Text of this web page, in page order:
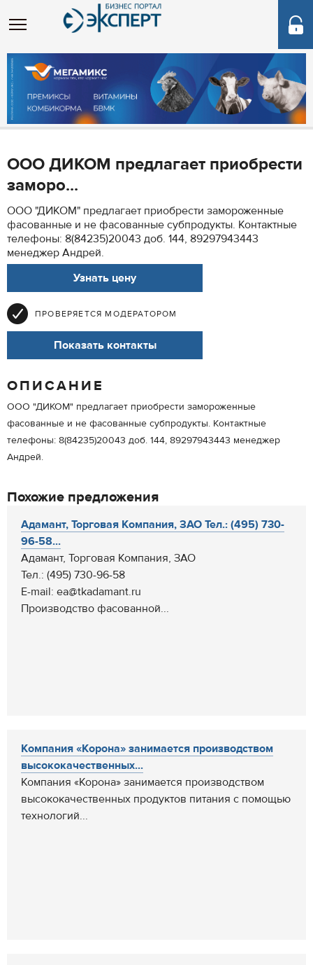
ООО ДИКОМ предлагает приобрести
заморо...
ООО "ДИКОМ" предлагает приобрести замороженные
фасованные и не фасованные субпродукты. Контактные
телефоны: 8(84235)20043 доб. 144, 89297943443
менеджер Андрей.
Узнать цену
ПРОВЕРЯЕТСЯ МОДЕРАТОРОМ
Показать контакты
ОПИСАНИЕ
ООО "ДИКОМ" предлагает приобрести замороженные
фасованные и не фасованные субпродукты. Контактные
телефоны: 8(84235)20043 доб. 144, 89297943443 менеджер
Андрей.
Похожие предложения
Адамант, Торговая Компания, ЗАО Тел.: (495) 730-
96-58...
Адамант, Торговая Компания, ЗАО
Тел.: (495) 730-96-58
E-mail: ea@tkadamant.ru
Производство фасованной...
Компания «Корона» занимается производством
высококачественных...
Компания «Корона» занимается производством
высококачественных продуктов питания с помощью
технологий...